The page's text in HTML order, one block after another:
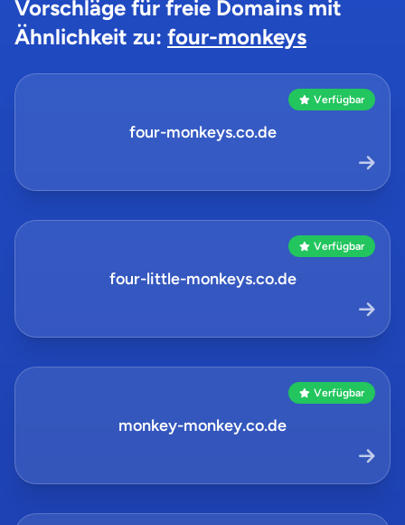
Vorschläge für freie Domains mit
Ähnlichkeit zu: four-monkeys
Verfügbar
four-monkeys.co.de
Verfügbar
four-little-monkeys.co.de
Verfügbar
monkey-monkey.co.de